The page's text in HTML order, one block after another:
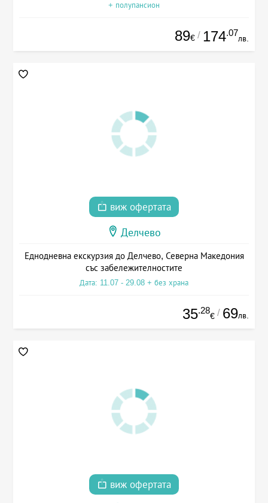
+ полупансион
89€ / 174.07
лв.
виж офертата
Делчево
Еднодневна екскурзия до Делчево, Северна Македония
със забележителностите
Дата: 11.07 - 29.08 + без храна
35.28
€ / 69лв.
виж офертата